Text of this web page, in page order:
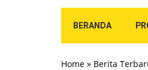
BERANDA
Home » Berita